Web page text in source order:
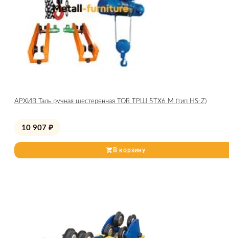
АРХИВ Таль ручная шестеренная TOR ТРШ 5ТХ6 М (тип HS-Z)
10 907 ₽
В корзину